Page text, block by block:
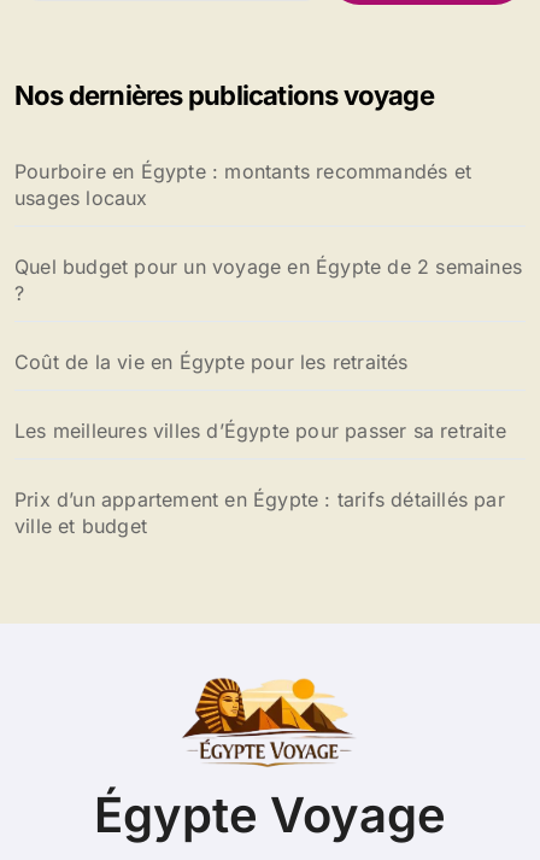
r
e
r
Nos dernières publications voyage
Pourboire en Égypte : montants recommandés et
usages locaux
Quel budget pour un voyage en Égypte de 2 semaines
?
Coût de la vie en Égypte pour les retraités
Les meilleures villes d’Égypte pour passer sa retraite
Prix d’un appartement en Égypte : tarifs détaillés par
ville et budget
Égypte Voyage